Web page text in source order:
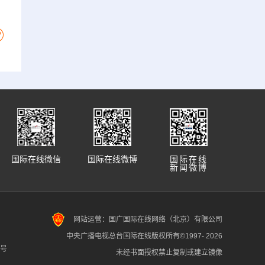
国际在线
新闻微博
国际在线微博
国际在线微信
网站运营：国广国际在线网络（北京）有限公司
中央广播电视总台国际在线版权所有©1997- 2026
未经书面授权禁止复制或建立镜像